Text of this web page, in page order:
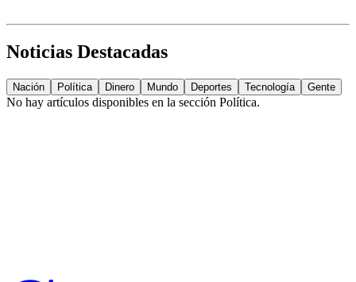
Noticias Destacadas
Nación Política Dinero Mundo Deportes Tecnología Gente
No hay artículos disponibles en la sección Política.